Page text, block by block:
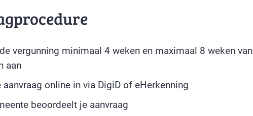
vergunning minimaal 4 weken en maximaal 8 weken van
aan
aanvraag online in via DigiD of eHerkenning
beoordeelt je aanvraag